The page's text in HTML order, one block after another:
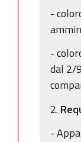
-
-
dal 2/
2.
-